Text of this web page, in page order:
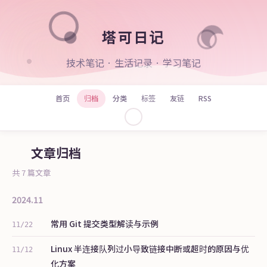
塔可日记
技术笔记 · 生活记录 · 学习笔记
首页 归档 分类 标签 友链 RSS
文章归档
共 7 篇文章
2024.11
11/22 常用 Git 提交类型解读与示例
11/12
Linux 半连接队列过小导致链接中断或超时的原因与优
化方案